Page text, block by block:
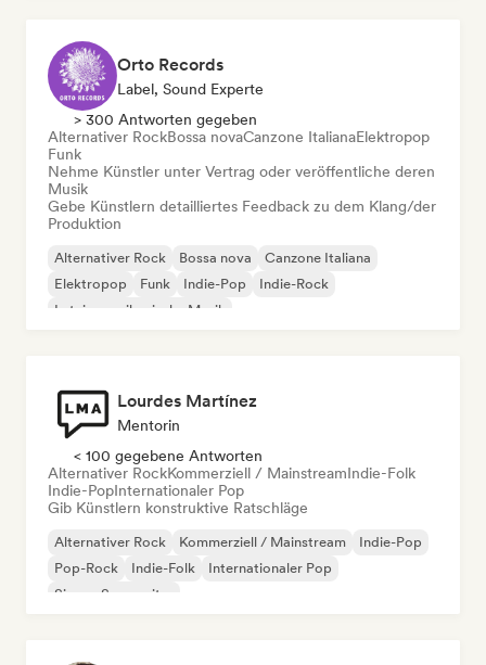
Orto Records
Label, Sound Experte
> 300 Antworten gegeben
Alternativer RockBossa novaCanzone ItalianaElektropop
Funk
Nehme Künstler unter Vertrag oder veröffentliche deren
Musik
Gebe Künstlern detailliertes Feedback zu dem Klang/der
Produktion
Alternativer Rock Bossa nova
Canzone Italiana
Elektropop
Funk Indie-Pop
Indie-Rock
Lateinamerikanische Musik
Lourdes Martínez
Mentorin
< 100 gegebene Antworten
Alternativer RockKommerziell / MainstreamIndie-Folk
Indie-PopInternationaler Pop
Gib Künstlern konstruktive Ratschläge
Alternativer Rock Kommerziell / Mainstream
Indie-Pop
Pop-Rock
Indie-Folk
Internationaler Pop
Singer-Songwriter